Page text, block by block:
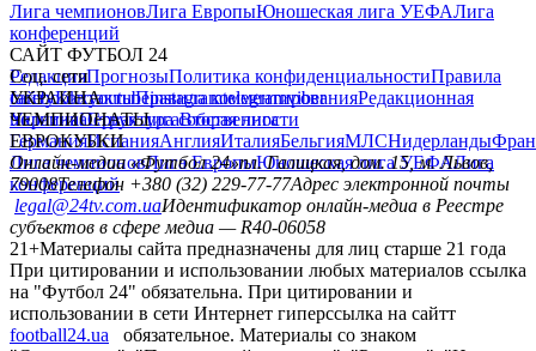
Лига чемпионовЛига ЕвропыЮношеская лига УЕФАЛига
конференций
САЙТ ФУТБОЛ 24
РедакцияПрогнозыПолитика конфиденциальностиПравила
сайтуКонтактыПравила комментированияРедакционная
политикаСтруктура собственности
Соц. сети
facebookxyoutubeinstagramtelegramviber
УКРАИНА
УкраинаПервая лигаВторая лига
ЧЕМПИОНАТЫ
ГерманияИспанияАнглияИталияБельгияМЛСНидерланды
ЕВРОКУБКИ
Лига чемпионовЛига ЕвропыЮношеская лига УЕФАЛига
конференций
Онлайн-медиа «Футбол 24»пл. Галицкая, дом. 15, м. Львов,
79008Телефон +380 (32) 229-77-77Адрес электронной почты
legal@24tv.com.uaИдентификатор онлайн-медиа в Реестре
субъектов в сфере медиа — R40-06058
21+Материалы сайта предназначены для лиц старше 21 года
При цитировании и использовании любых материалов ссылка
на "Футбол 24" обязательна. При цитировании и
использовании в сети Интернет гиперссылка на сайтт
football24.ua
обязательное. Материалы со знаком